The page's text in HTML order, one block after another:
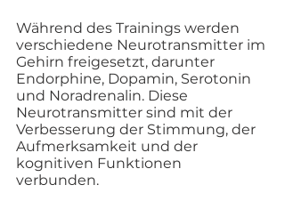
Während des Trainings werden
verschiedene Neurotransmitter im
Gehirn freigesetzt, darunter
Endorphine, Dopamin, Serotonin
und Noradrenalin. Diese
Neurotransmitter sind mit der
Verbesserung der Stimmung, der
Aufmerksamkeit und der
kognitiven Funktionen
verbunden.